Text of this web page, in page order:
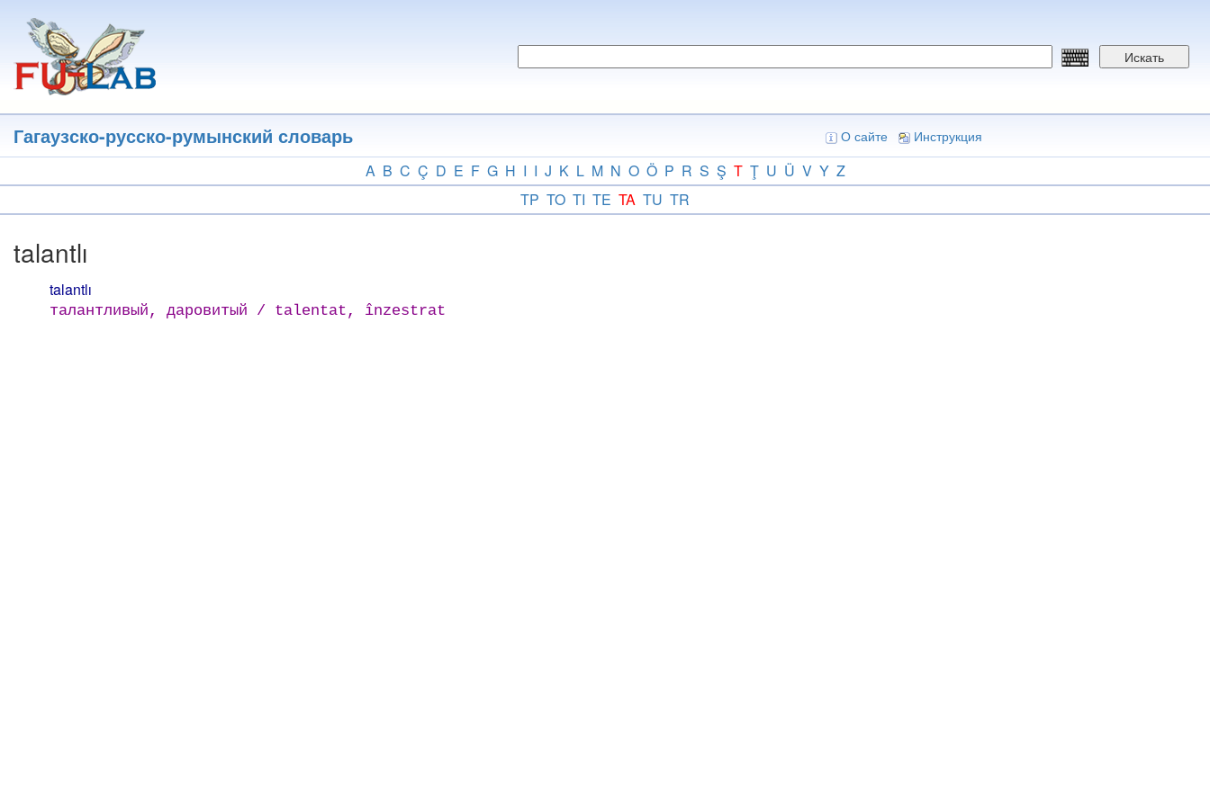
основному
содержанию
Искать
Гагаузско-русско-румынский словарь О сайте Инструкция
A B C Ç D E F G H I I J K L M N O Ö P R S Ş T Ţ U Ü V Y Z
TP TO TI TE TA TU TR
talantlı
talantlı
талантливый, даровитый / talentat, înzestrat